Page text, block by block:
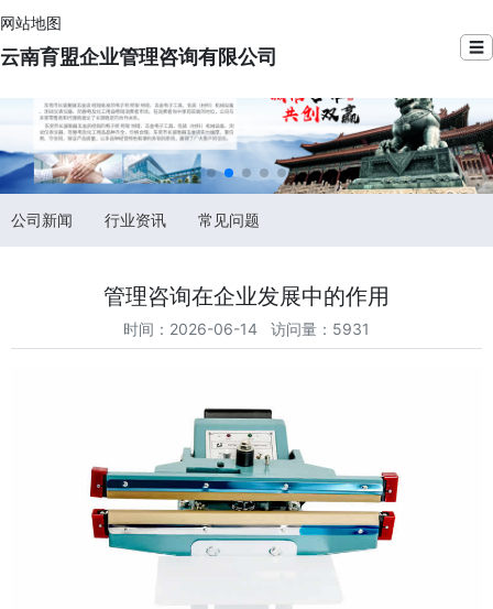
网站地图
云南育盟企业管理咨询有限公司 ☰
公司新闻 行业资讯 常见问题
管理咨询在企业发展中的作用
时间：2026-06-14 访问量：5931